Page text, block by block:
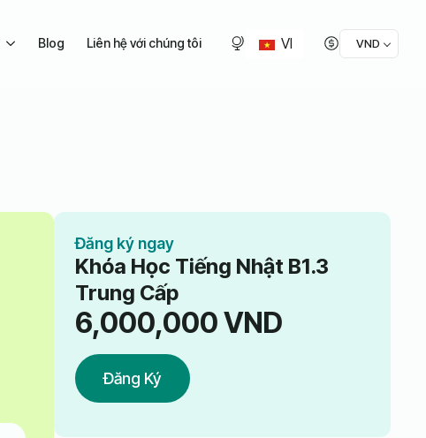
Blog Liên hệ với chúng tôi VI VND
Đăng ký ngay
Khóa Học Tiếng Nhật B1.3
Trung Cấp
6,000,000VND
Đăng Ký